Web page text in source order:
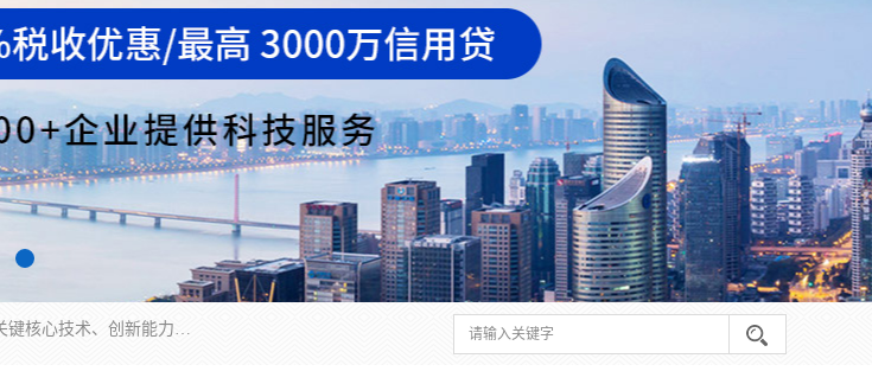
“专精特新”中小企业是指经省工业和信息化厅认定，专注于细分市场、掌握关键核心技术、创新能力强、市场占有率高、质量效益优，在专业化、精细化、特色化、新颖化等方面表现突出的中小企业。